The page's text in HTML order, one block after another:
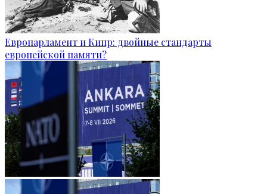
Европарламент и Кипр: двойные стандарты
европейской памяти?